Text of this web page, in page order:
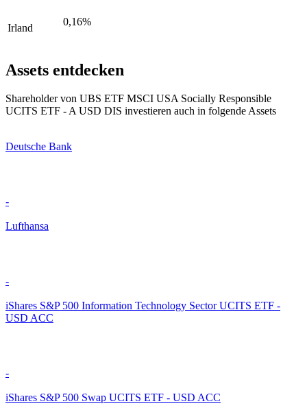
Irland
0,16%
Assets entdecken
Shareholder von UBS ETF MSCI USA Socially Responsible
UCITS ETF - A USD DIS investieren auch in folgende Assets
Deutsche Bank
-
Lufthansa
-
iShares S&P 500 Information Technology Sector UCITS ETF -
USD ACC
-
iShares S&P 500 Swap UCITS ETF - USD ACC